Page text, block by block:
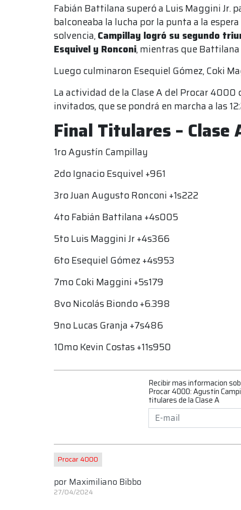
Fabián Battilana superó a Luis Maggini Jr.
balconeaba la lucha por la punta a la
solvencia,Campillay logró su segundo
Esquivel y Ronconi, mientras que
Luego culminaron Esequiel Gómez, Coki
La actividad de la Clase A del Procar
invitados, que se pondrá en marcha a las
Final Titulares – Clase
1ro Agustín Campillay
2do Ignacio Esquivel +961
3ro Juan Augusto Ronconi +1s222
4to Fabián Battilana +4s005
5to Luis Maggini Jr +4s366
6to Esequiel Gómez +4s953
7mo Coki Maggini +5s179
8vo Nicolás Biondo +6.398
9no Lucas Granja +7s486
10mo Kevin Costas +11s950
Recibir mas informacion
Procar 4000: Agustín
titulares de la Clase A
Procar 4000
por Maximiliano Bibbo
27/04/2024